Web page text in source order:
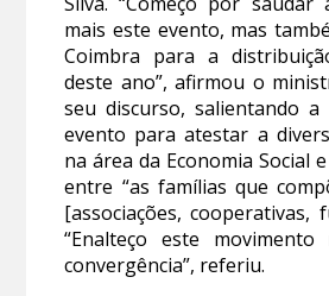
mais este evento, mas
Coimbra para a
deste ano”, afirmou o
seu discurso, salientando
evento para atestar a
na área da Economia Social
entre “as famílias que
[associações, cooperativas,
“Enalteço este
convergência”, referiu.